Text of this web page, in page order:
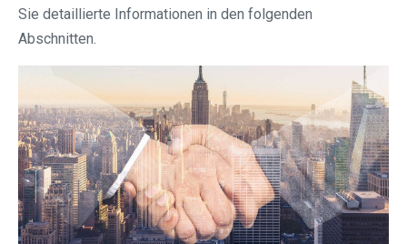
Sie detaillierte Informationen in den folgenden
Abschnitten.